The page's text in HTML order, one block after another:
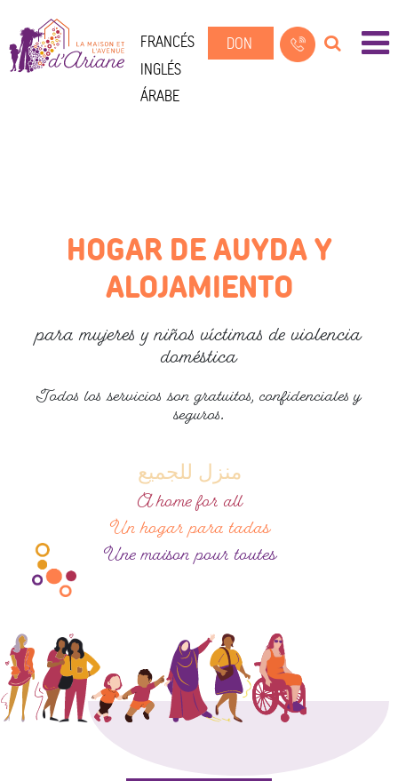
FRANCÉS
INGLÉS
ÁRABE
DON
HOGAR DE AUYDA Y
ALOJAMIENTO
para mujeres y niños víctimas de violencia
doméstica
Todos los servicios son gratuitos, confidenciales y
seguros.
منزل للجميع
A home for all
Un hogar para tadas
Une maison pour toutes